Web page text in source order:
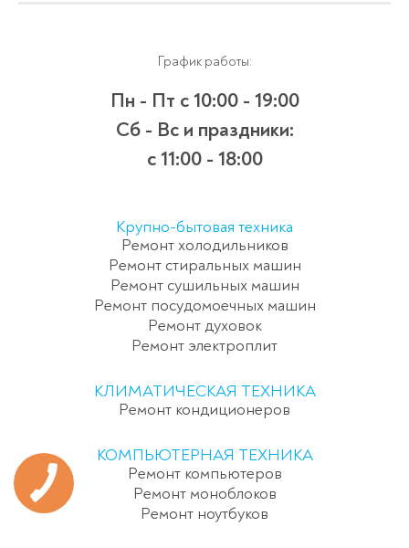
График работы:
Пн - Пт с 10:00 - 19:00
Сб - Вс и праздники:
c 11:00 - 18:00
Крупно-бытовая техника
Ремонт холодильников
Ремонт стиральных машин
Ремонт сушильных машин
Ремонт посудомоечных машин
Ремонт духовок
Ремонт электроплит
КЛИМАТИЧЕСКАЯ ТЕХНИКА
Ремонт кондиционеров
КОМПЬЮТЕРНАЯ ТЕХНИКА
Ремонт компьютеров
Ремонт моноблоков
Ремонт ноутбуков